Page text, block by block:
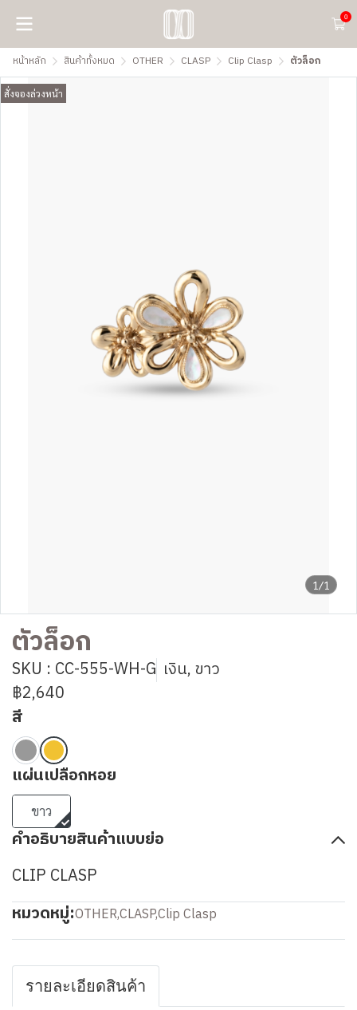
0
หน้าหลัก สินค้าทั้งหมด OTHER CLASP Clip Clasp ตัวล็อก
1/1
สั่งจองล่วงหน้า
ตัวล็อก
SKU : CC-555-WH-G เงิน, ขาว
฿2,640
สี
แผ่นเปลือกหอย
ขาว
คำอธิบายสินค้าแบบย่อ
CLIP CLASP
หมวดหมู่:OTHER,CLASP,Clip Clasp
รายละเอียดสินค้า